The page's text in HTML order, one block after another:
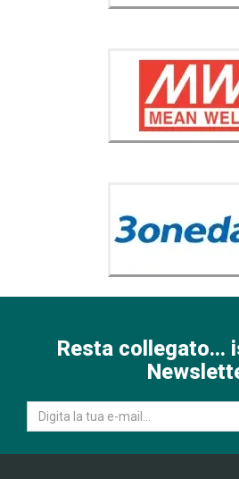
Resta collegato...